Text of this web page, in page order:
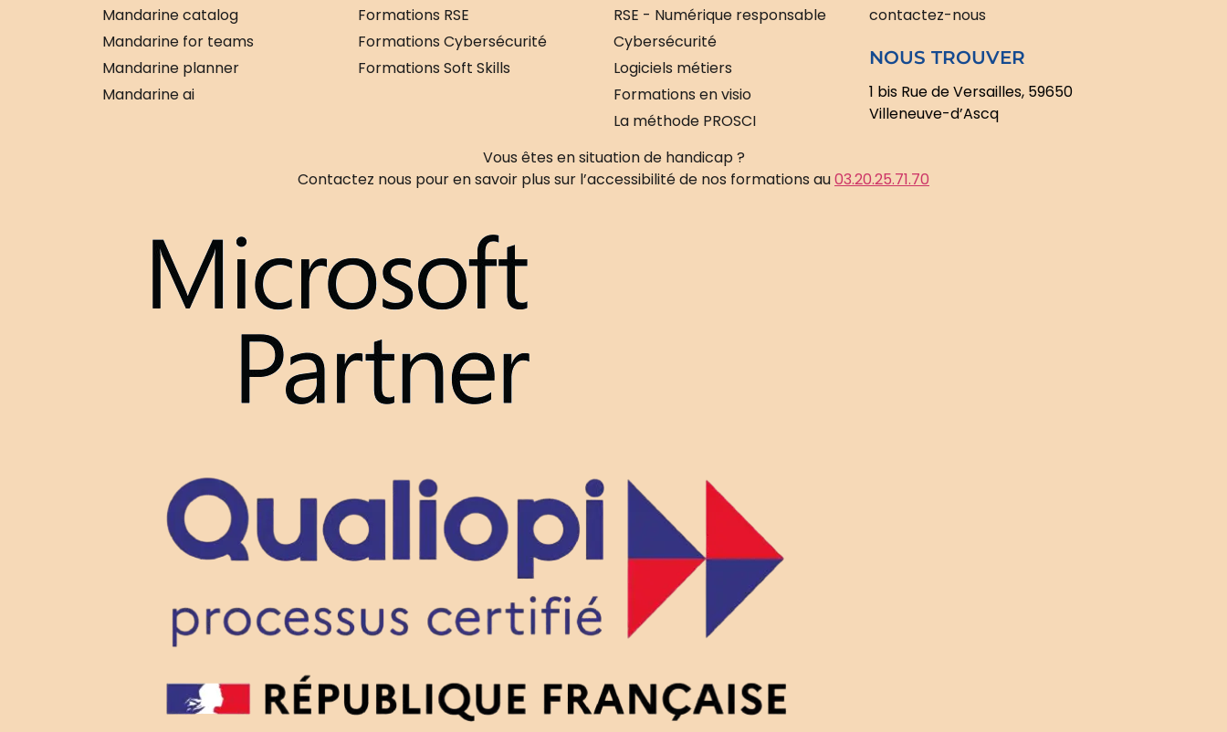
Mandarine catalog
Mandarine for teams
Mandarine planner
Mandarine ai
Formations RSE
Formations Cybersécurité
Formations Soft Skills
RSE - Numérique responsable
Cybersécurité
Logiciels métiers
Formations en visio
La méthode PROSCI
contactez-nous
NOUS TROUVER
1 bis Rue de Versailles, 59650
Villeneuve-d’Ascq
Vous êtes en situation de handicap ?
Contactez nous pour en savoir plus sur l’accessibilité de nos formations au03.20.25.71.70